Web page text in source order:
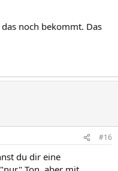
noch bekommt. Das
#16
du dir eine